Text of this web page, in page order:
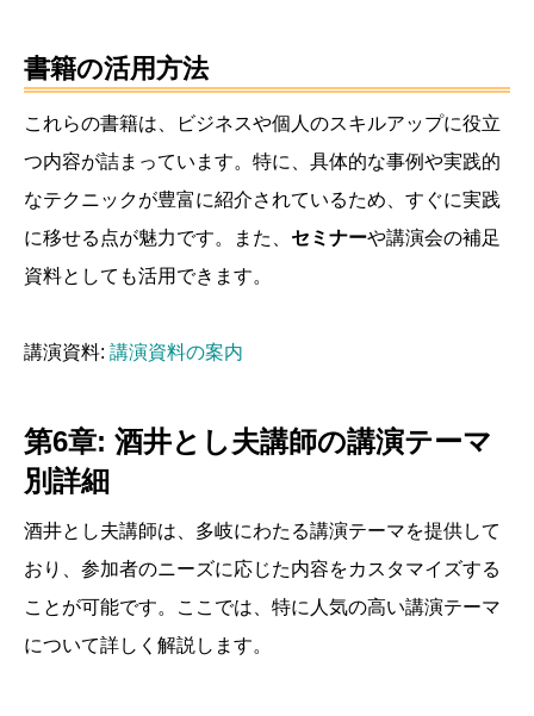
書籍の活用方法
これらの書籍は、ビジネスや個人のスキルアップに役立
つ内容が詰まっています。特に、具体的な事例や実践的
なテクニックが豊富に紹介されているため、すぐに実践
に移せる点が魅力です。また、 セミナーや講演会の補足
資料としても活用できます。
講演資料: 講演資料の案内
第6章: 酒井とし夫講師の講演テーマ
別詳細
酒井とし夫講師は、多岐にわたる講演テーマを提供して
おり、参加者のニーズに応じた内容をカスタマイズする
ことが可能です。ここでは、特に人気の高い講演テーマ
について詳しく解説します。